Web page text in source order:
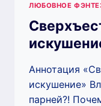
ЛЮБОВНОЕ
Аннотация
искушение»
парней?!